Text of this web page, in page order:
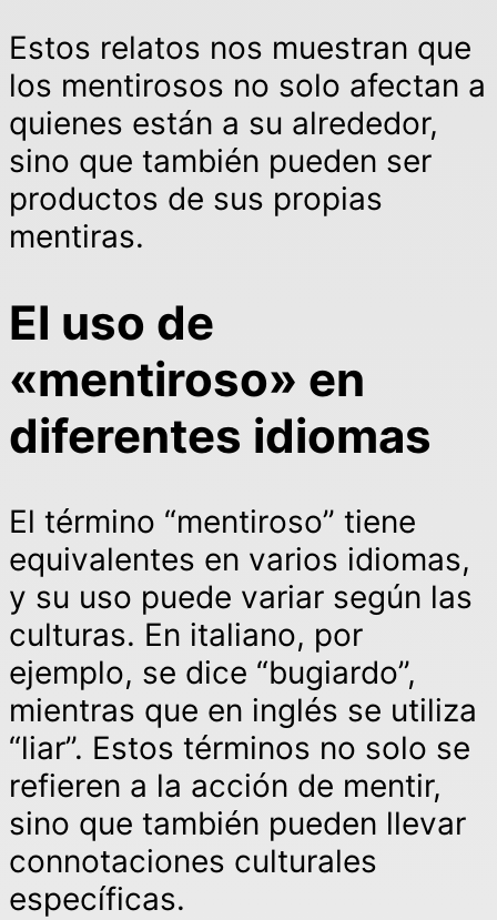
Estos relatos nos muestran que
los mentirosos no solo afectan a
quienes están a su alrededor,
sino que también pueden ser
productos de sus propias
mentiras.
El uso de
«mentiroso» en
diferentes idiomas
El término “mentiroso” tiene
equivalentes en varios idiomas,
y su uso puede variar según las
culturas. En italiano, por
ejemplo, se dice “bugiardo”,
mientras que en inglés se utiliza
“liar”. Estos términos no solo se
refieren a la acción de mentir,
sino que también pueden llevar
connotaciones culturales
específicas.